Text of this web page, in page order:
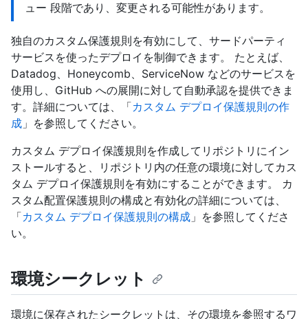
ュー 段階であり、変更される可能性があります。
独自のカスタム保護規則を有効にして、サードパーティ
サービスを使ったデプロイを制御できます。 たとえば、
Datadog、Honeycomb、ServiceNow などのサービスを
使用し、GitHub への展開に対して自動承認を提供できま
す。詳細については、「カスタム デプロイ保護規則の作
成 」を参照してください。
カスタム デプロイ保護規則を作成してリポジトリにイン
ストールすると、リポジトリ内の任意の環境に対してカス
タム デプロイ保護規則を有効にすることができます。 カ
スタム配置保護規則の構成と有効化の詳細については、
「カスタム デプロイ保護規則の構成 」を参照してくださ
い。
環境シークレット
環境に保存されたシークレットは、その環境を参照するワ